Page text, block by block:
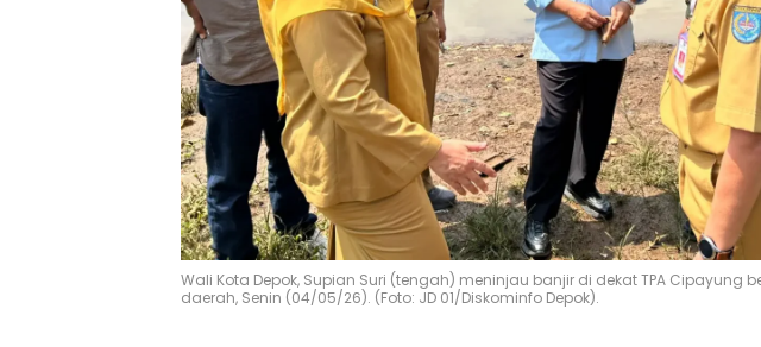
Wali Kota Depok, Supian Suri (tengah) meninjau banjir di dekat TPA Cipayung
daerah, Senin (04/05/26). (Foto: JD 01/Diskominfo Depok).